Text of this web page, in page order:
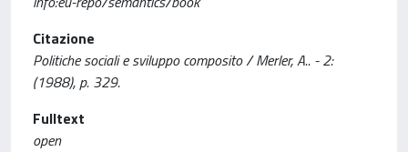
Citazione
Politiche sociali e sviluppo composito / Merler, A.. - 2:
(1988), p. 329.
Fulltext
open